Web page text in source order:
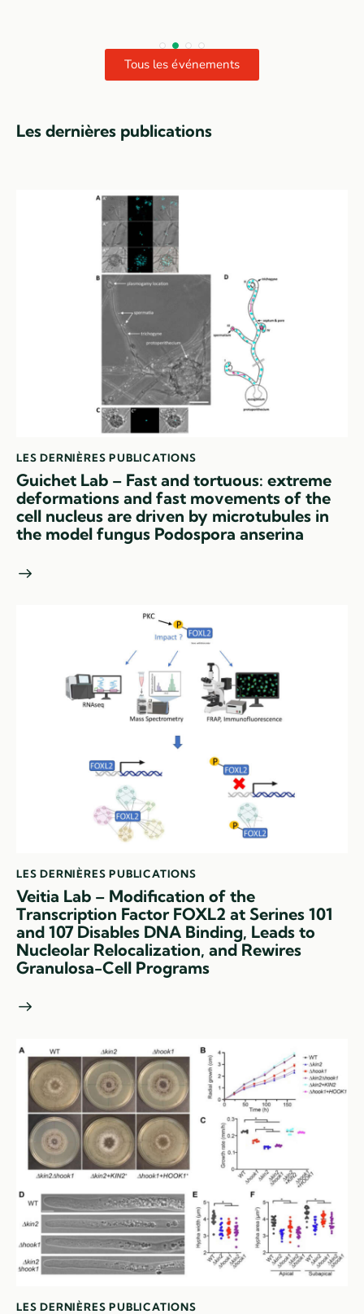
Tous les événements
Les dernières publications
LES DERNIÈRES PUBLICATIONS
Guichet Lab – Fast and tortuous: extreme
deformations and fast movements of the
cell nucleus are driven by microtubules in
the model fungus Podospora anserina
LES DERNIÈRES PUBLICATIONS
Veitia Lab – Modification of the
Transcription Factor FOXL2 at Serines 101
and 107 Disables DNA Binding, Leads to
Nucleolar Relocalization, and Rewires
Granulosa-Cell Programs
LES DERNIÈRES PUBLICATIONS